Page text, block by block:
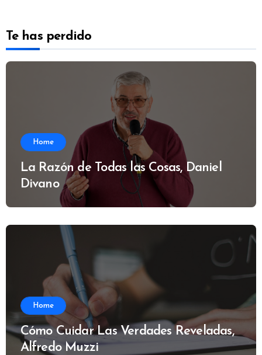
Te has perdido
Home
La Razón de Todas las Cosas, Daniel
Divano
Home
Cómo Cuidar Las Verdades Reveladas,
Alfredo Muzzi